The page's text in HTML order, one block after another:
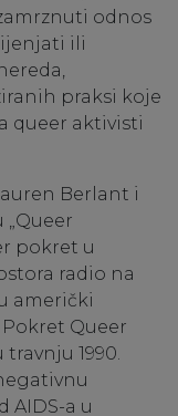
odnos
ili
praksi koje
queer aktivisti
Berlant i
pokret u
radio na
američki
Queer
1990.
AIDS-a u